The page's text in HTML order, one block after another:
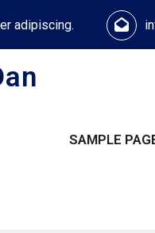
adipiscing.
SAMPLE